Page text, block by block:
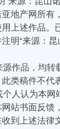
地产网所有
上述作品。
明“来源：
作品，均转
类稿件不代
人认为本网
站书面反馈
到上述法律